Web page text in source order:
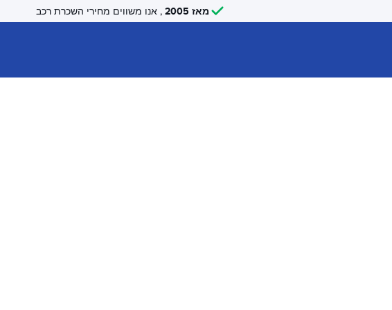
מאז 2005 , אנו משווים מחירי השכרת רכב